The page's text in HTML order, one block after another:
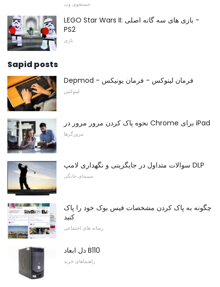
جستجوی وب
LEGO Star Wars II: بازی های سه گانه اصلی -
PS2
بازی
Sapid posts
Depmod - فرمان لینوکس - فرمان یونیکس
لینوکس
نحوه پاک کردن مرور مرور در Chrome برای iPad
مرورگرها
سوالات متداول در جایگزینی و نگهداری لامپ DLP
سینمای خانگی
چگونه به پاک کردن مشخصات فیس بوک خود را پاک
کنید
رسانه های اجتماعی
دل ابعاد B110
راهنماهای خرید